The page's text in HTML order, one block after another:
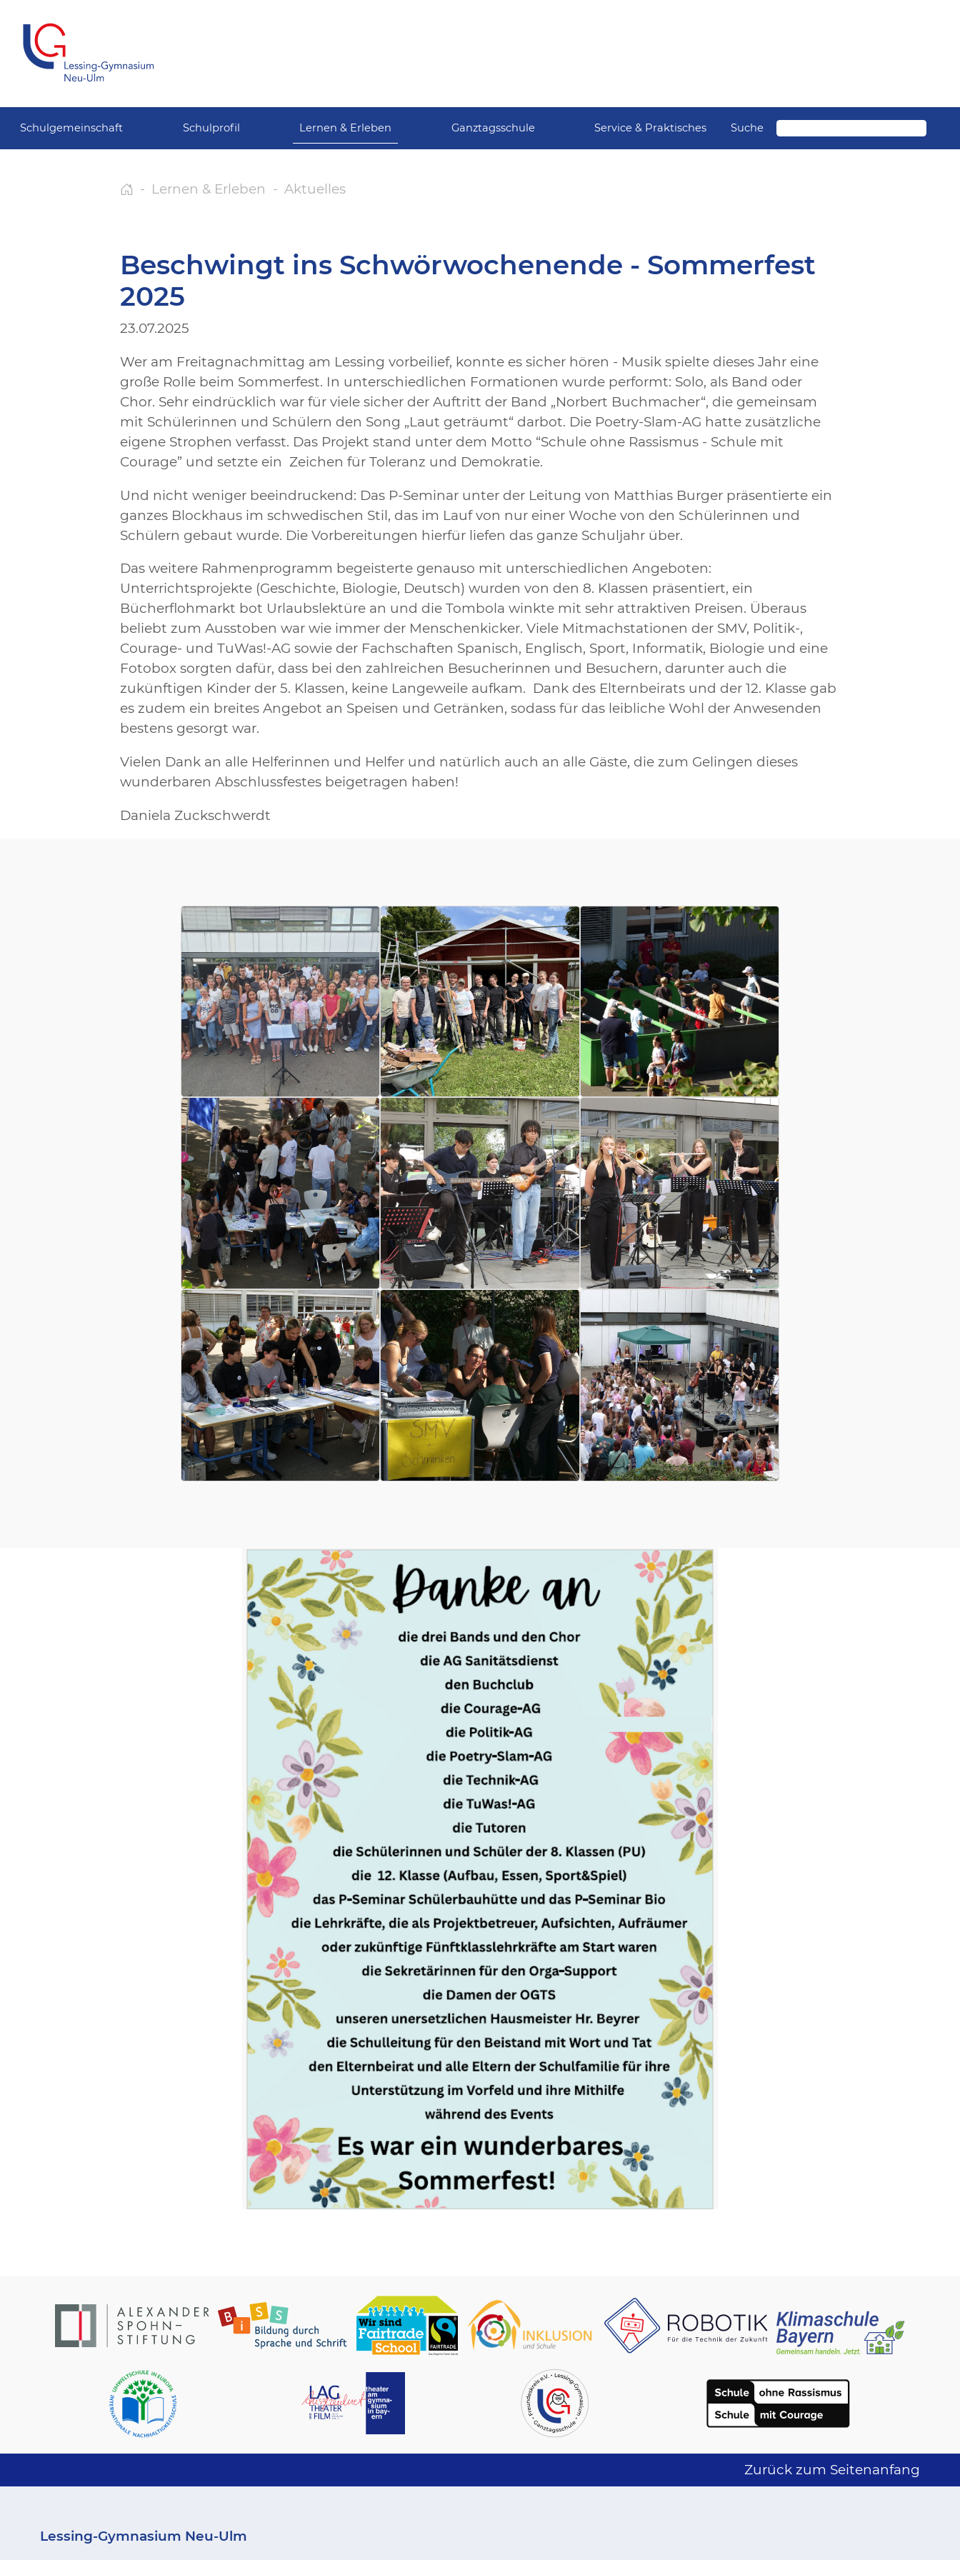
Schulgemeinschaft Schulprofil Lernen & Erleben Ganztagsschule Service & Praktisches Suche
Lernen & Erleben Aktuelles
Beschwingt ins Schwörwochenende - Sommerfest
2025
23.07.2025
Wer am Freitagnachmittag am Lessing vorbeilief, konnte es sicher hören - Musik spielte dieses Jahr eine
große Rolle beim Sommerfest. In unterschiedlichen Formationen wurde performt: Solo, als Band oder
Chor. Sehr eindrücklich war für viele sicher der Auftritt der Band „Norbert Buchmacher“, die gemeinsam
mit Schülerinnen und Schülern den Song „Laut geträumt“ darbot. Die Poetry-Slam-AG hatte zusätzliche
eigene Strophen verfasst. Das Projekt stand unter dem Motto “Schule ohne Rassismus - Schule mit
Courage” und setzte ein Zeichen für Toleranz und Demokratie.
Und nicht weniger beeindruckend: Das P-Seminar unter der Leitung von Matthias Burger präsentierte ein
ganzes Blockhaus im schwedischen Stil, das im Lauf von nur einer Woche von den Schülerinnen und
Schülern gebaut wurde. Die Vorbereitungen hierfür liefen das ganze Schuljahr über.
Das weitere Rahmenprogramm begeisterte genauso mit unterschiedlichen Angeboten:
Unterrichtsprojekte (Geschichte, Biologie, Deutsch) wurden von den 8. Klassen präsentiert, ein
Bücherflohmarkt bot Urlaubslektüre an und die Tombola winkte mit sehr attraktiven Preisen. Überaus
beliebt zum Ausstoben war wie immer der Menschenkicker. Viele Mitmachstationen der SMV, Politik-,
Courage- und TuWas!-AG sowie der Fachschaften Spanisch, Englisch, Sport, Informatik, Biologie und eine
Fotobox sorgten dafür, dass bei den zahlreichen Besucherinnen und Besuchern, darunter auch die
zukünftigen Kinder der 5. Klassen, keine Langeweile aufkam. Dank des Elternbeirats und der 12. Klasse gab
es zudem ein breites Angebot an Speisen und Getränken, sodass für das leibliche Wohl der Anwesenden
bestens gesorgt war.
Vielen Dank an alle Helferinnen und Helfer und natürlich auch an alle Gäste, die zum Gelingen dieses
wunderbaren Abschlussfestes beigetragen haben!
Daniela Zuckschwerdt
Zurück zum Seitenanfang
Lessing-Gymnasium Neu-Ulm